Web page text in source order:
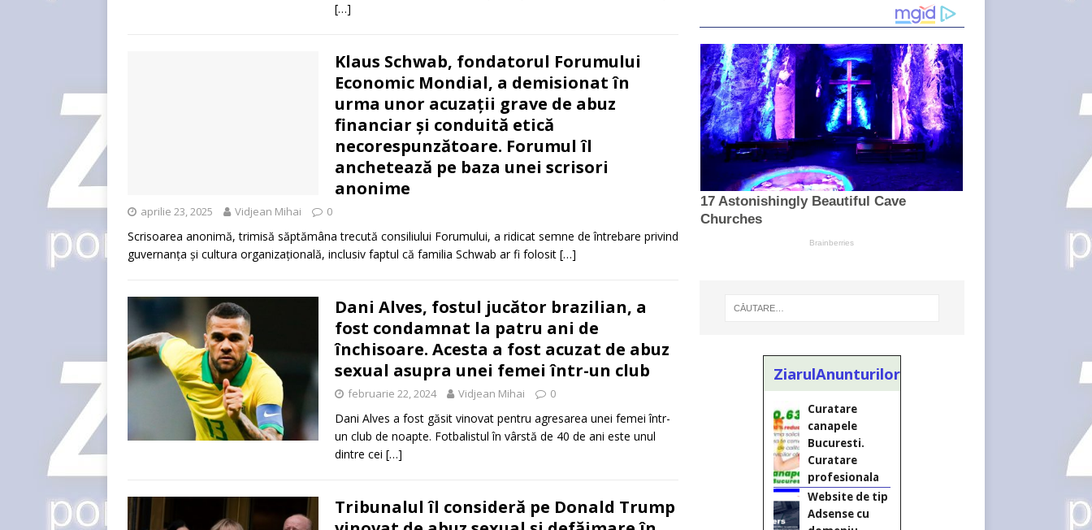
[…]
Klaus Schwab, fondatorul Forumului
Economic Mondial, a demisionat în
urma unor acuzații grave de abuz
financiar și conduită etică
necorespunzătoare. Forumul îl
anchetează pe baza unei scrisori
anonime
aprilie 23, 2025 Vidjean Mihai 0
Scrisoarea anonimă, trimisă săptămâna trecută consiliului Forumului, a ridicat semne de întrebare privind
guvernanța și cultura organizațională, inclusiv faptul că familia Schwab ar fi folosit […]
Dani Alves, fostul jucător brazilian, a
fost condamnat la patru ani de
închisoare. Acesta a fost acuzat de abuz
sexual asupra unei femei într-un club
februarie 22, 2024 Vidjean Mihai 0
Dani Alves a fost găsit vinovat pentru agresarea unei femei într-
un club de noapte. Fotbalistul în vârstă de 40 de ani este unul
dintre cei […]
Tribunalul îl consideră pe Donald Trump
ZiarulAnunturilor.ro
Curatare
canapele
Bucuresti.
Curatare
profesionala
Website de tip
Adsense cu